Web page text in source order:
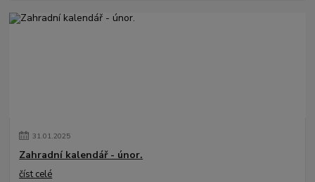
31.01.2025
Zahradní kalendář - únor.
číst celé